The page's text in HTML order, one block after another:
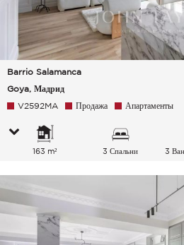
Barrio Salamanca
Goya, Мадрид
V2592MA Продажа Апартаменты
163 m² 3 Спальни 3